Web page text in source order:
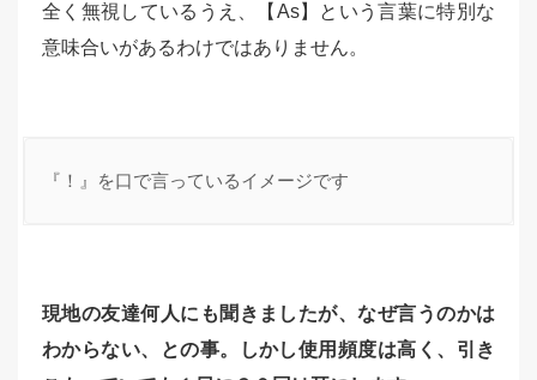
全く無視しているうえ、【As】という言葉に特別な
意味合いがあるわけではありません。
『！』を口で言っているイメージです
現地の友達何人にも聞きましたが、なぜ言うのかは
わからない、との事。しかし使用頻度は高く、引き